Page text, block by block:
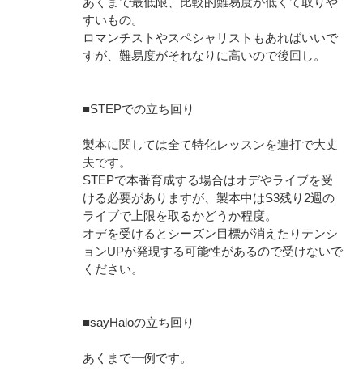
すいもの。
ロマンチストやスペシャリストもあればいいで
すが、難易度がそれなりに高いので後回し。
■STEPでの立ち回り
製本に関しては全て特化レッスンを連打で大丈
夫です。
STEPで本番育成する場合はオデやライブを受
ける必要がありますが、製本中はS3残り2週の
ライブで上限を取るかどうか程度。
オデを受けるとシーズン目標が消えたりテンシ
ョンUPが発現する可能性があるので受けないで
ください。
■sayHaloの立ち回り
あくまで一例です。